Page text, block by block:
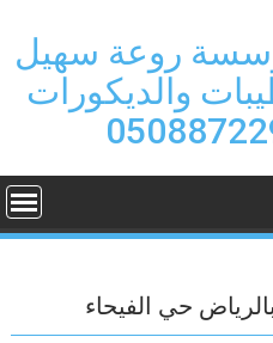
مؤسسة روعة سهيل
والديكورات
حي الفيحاء